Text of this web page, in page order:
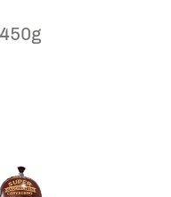
450g